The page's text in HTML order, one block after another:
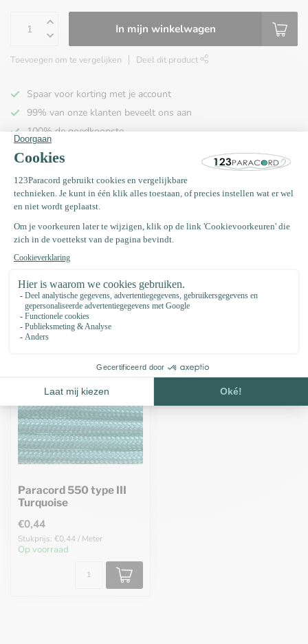
In mijn winkelwagen
Toevoegen om te vergelijken Deel dit product
Spaar voor korting met je account
99% van onze klanten beveelt ons aan
100% de goedkoopste
Gratis verzending binnen NL vanaf € 65,00!
Productomschrijving
Specificaties
Recent bekeken
Paracord 550 type III
Turquoise
€0,44
Stukprijs: €0,44 / Meter
Op voorraad